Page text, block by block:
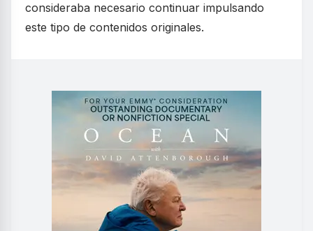
consideraba necesario continuar impulsando
este tipo de contenidos originales.